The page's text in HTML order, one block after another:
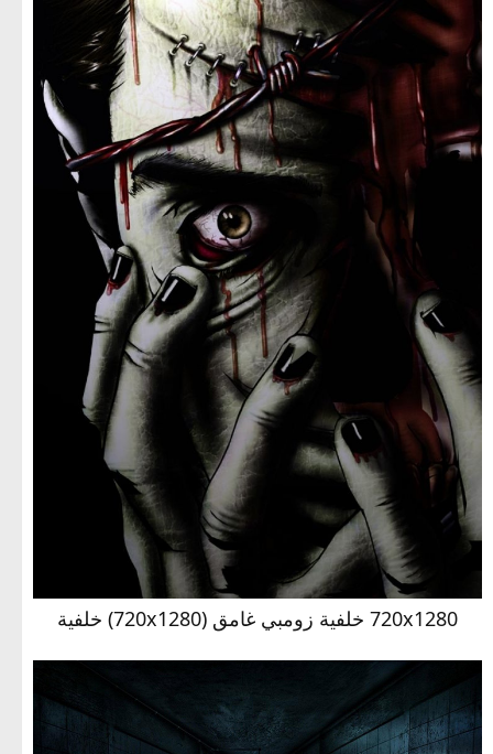
720x1280 خلفية زومبي غامق (720x1280) خلفية